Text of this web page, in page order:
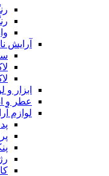
آرایش
ابزار و
عطر و
لوازم